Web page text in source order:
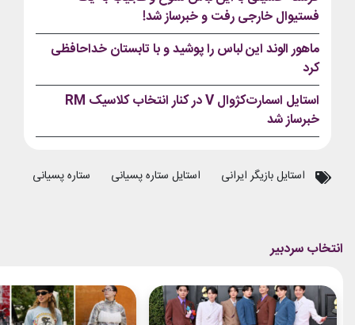
ماهور الوند این لباس را پوشید و با تابستان خداحافظی
کرد
خبرساز شد
استایل بازیگر ایرانی استایل ستاره پسیانی ستاره پسیانی